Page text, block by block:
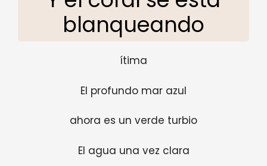
blanqueando
ítima
El profundo mar azul
ahora es un verde turbio
El agua una vez clara